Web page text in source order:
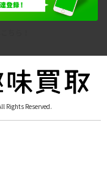
Rights Reserved.